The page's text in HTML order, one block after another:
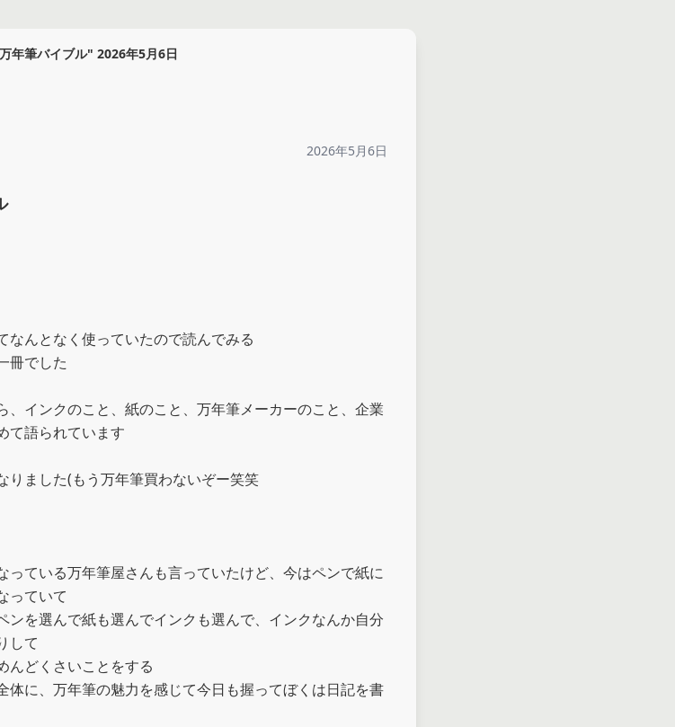
万年筆バイブル" 2026年5月6日
2026年5月6日
なんとなく使っていたので読んでみる
冊でした
、インクのこと、紙のこと、万年筆メーカーのこと、企業
て語られています
りました(もう万年筆買わないぞー笑笑
っている万年筆屋さんも言っていたけど、今はペンで紙に
っていて
ンを選んで紙も選んでインクも選んで、インクなんか自分
して
んどくさいことをする
体に、万年筆の魅力を感じて今日も握ってぼくは日記を書